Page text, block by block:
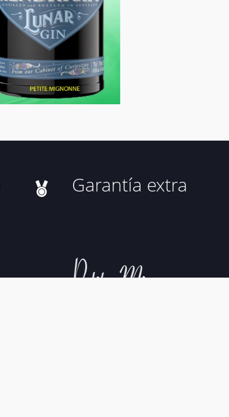
Garantía extra